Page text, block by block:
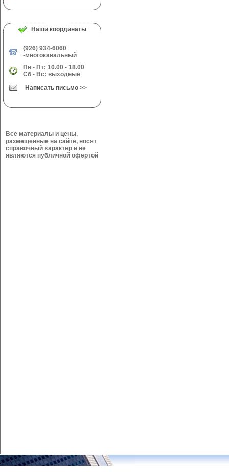
Наши координаты
(926) 934-6060
-многоканальный
Пн - Пт: 10.00 - 18.00
Сб - Вс: выходные
Написать письмо >>
Все материалы и цены,
размещенные на сайте, носят
справочный характер и не
являются публичной офертой